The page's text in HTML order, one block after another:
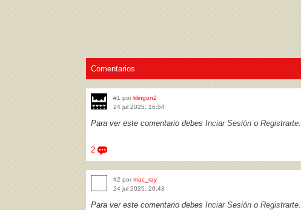
Comentarios
#1 por klingon2
24 jul 2025, 16:54
Para ver este comentario debes Inciar Sesión o Registrarte.
2
#2 por mac_ray
24 jul 2025, 20:43
Para ver este comentario debes Inciar Sesión o Registrarte.